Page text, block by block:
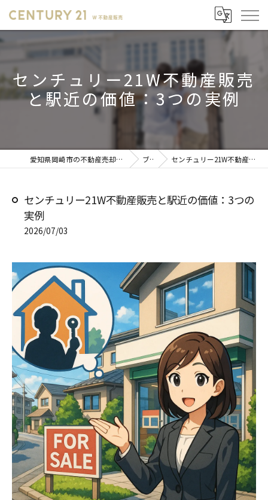
センチュリー21W不動産販売
と駅近の価値：3つの実例
愛知県岡崎市の不動産売却ならセンチュリー21 W不動産販売 ブログ センチュリー21W不動産販売と駅近の価値：3つの実例
センチュリー21W不動産販売と駅近の価値：3つの
実例
2026/07/03